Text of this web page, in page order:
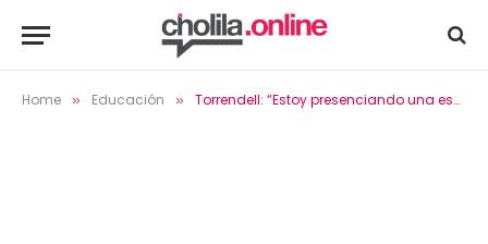
Home » Educación » Torrendell: “Estoy presenciando una especie de rehacer o de renovación de la educación chubutense”